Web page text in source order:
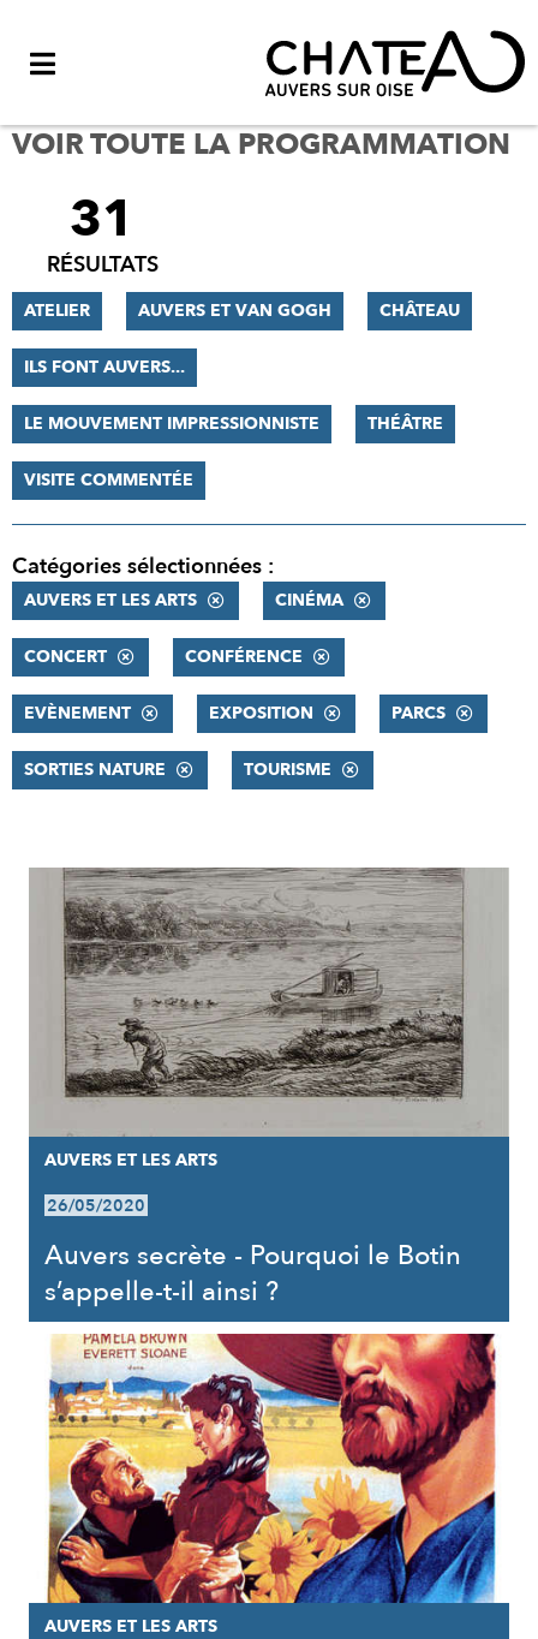
VOIR TOUTE LA PROGRAMMATION
FILTRER
RÉSULTATS
31
RÉSULTATS
ATELIER AUVERS ET VAN GOGH CHÂTEAU
ILS FONT AUVERS...
LE MOUVEMENT IMPRESSIONNISTE THÉÂTRE
VISITE COMMENTÉE
Catégories sélectionnées :
AUVERS ET LES ARTS CINÉMA
CONCERT CONFÉRENCE
EVÈNEMENT EXPOSITION PARCS
SORTIES NATURE TOURISME
RÉSULTATS
AUVERS ET LES ARTS
26/05/2020
Auvers secrète - Pourquoi le Botin
s’appelle-t-il ainsi ?
AUVERS ET LES ARTS